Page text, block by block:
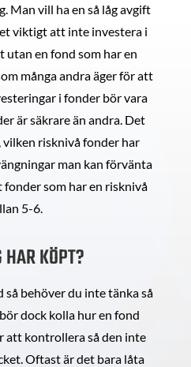
Man vill ha en så låg avgift
viktigt att inte investera i
utan en fond som har en
många andra äger för att
i fonder bör vara
är säkrare än andra. Det
risknivå fonder har
man kan förvänta
fonder som har en risknivå
5-6.
KÖPT?
så behöver du inte tänka så
dock kolla hur en fond
att kontrollera så den inte
Oftast är det bara låta